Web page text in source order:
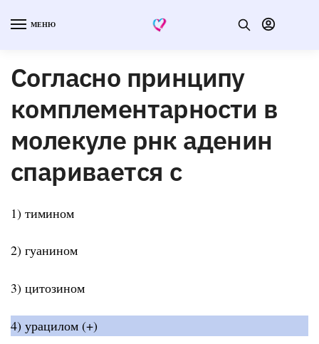
МЕНЮ
Согласно принципу
комплементарности в
молекуле рнк аденин
спаривается с
1) тимином
2) гуанином
3) цитозином
4) урацилом (+)